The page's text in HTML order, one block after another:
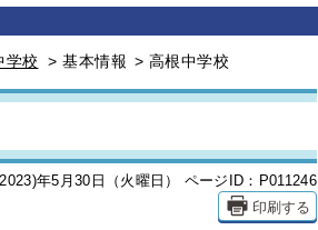
学校 > 基本情報 > 高根中学校
年5月30日（火曜日） ページID：P011246
印刷する